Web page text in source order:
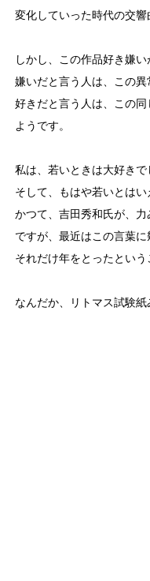
変化していった時代の交響
しかし、この作品好き嫌い
嫌いだと言う人は、この
好きだと言う人は、この
ようです。
私は、若いときは大好きで
そして、もはや若いとは
かつて、吉田秀和氏が、
ですが、最近はこの言葉に
それだけ年をとったという
なんだか、リトマス試験紙